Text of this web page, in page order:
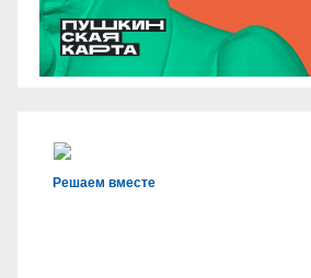
Решаем вместе